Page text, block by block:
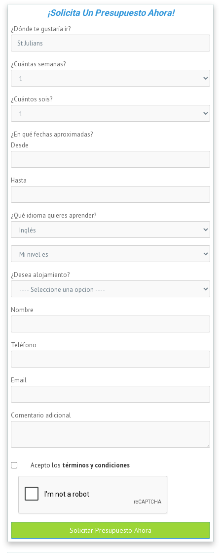
¡Solicita Un Presupuesto Ahora!
¿Dónde te gustaría ir?
¿Cuántas semanas?
¿Cuántos sois?
¿En qué fechas aproximadas?
Desde
Hasta
¿Qué idioma quieres aprender?
¿Desea alojamiento?
Nombre
Teléfono
Email
Comentario adicional
Acepto los términos y condiciones
Solicitar Presupuesto Ahora